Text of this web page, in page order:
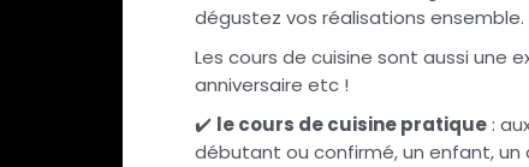
dégustez vos réalisations ensemble.
Les cours de cuisine sont aussi une
anniversaire etc !
✔️ le cours de cuisine pratique:
débutant ou confirmé, un enfant, un